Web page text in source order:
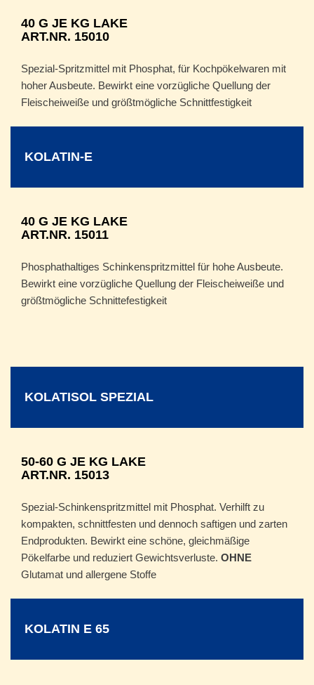
40 G JE KG LAKE
ART.NR. 15010
Spezial-Spritzmittel mit Phosphat, für Kochpökelwaren mit
hoher Ausbeute. Bewirkt eine vorzügliche Quellung der
Fleischeiweiße und größtmögliche Schnittfestigkeit
KOLATIN-E
40 G JE KG LAKE
ART.NR. 15011
Phosphathaltiges Schinkenspritzmittel für hohe Ausbeute.
Bewirkt eine vorzügliche Quellung der Fleischeiweiße und
größtmögliche Schnittefestigkeit
KOLATISOL SPEZIAL
50-60 G JE KG LAKE
ART.NR. 15013
Spezial-Schinkenspritzmittel mit Phosphat. Verhilft zu
kompakten, schnittfesten und dennoch saftigen und zarten
Endprodukten. Bewirkt eine schöne, gleichmäßige
Pökelfarbe und reduziert Gewichtsverluste. OHNE
Glutamat und allergene Stoffe
KOLATIN E 65